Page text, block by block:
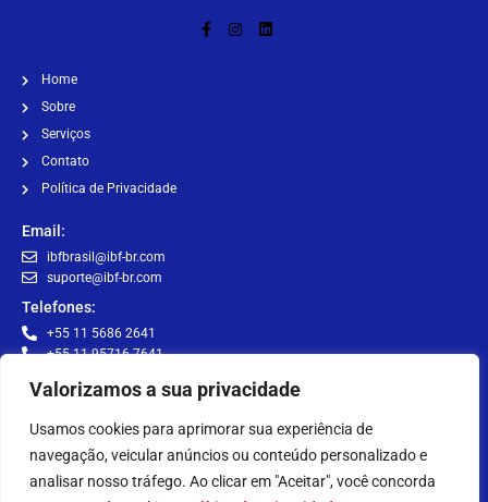
Valorizamos a sua privacidade
Usamos cookies para aprimorar sua experiência de
navegação, veicular anúncios ou conteúdo personalizado e
analisar nosso tráfego. Ao clicar em "Aceitar", você concorda
Home
Sobre
Serviços
Contato
Política de Privacidade
Email:
ibfbrasil@ibf-br.com
suporte@ibf-br.com
Telefones:
+55 11 5686 2641
+55 11 95716-7641
+55 11 93050-2641
Brasil - R. Manuel Borba, 292 - CJ 61 - Santo Amaro - São Paulo - SP,
04743-011
Brasil - Porto de Santos - Santos - SP - CEP 11015-900